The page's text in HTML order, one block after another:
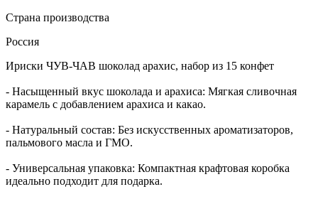
Страна производства
Россия
Ириски ЧУВ-ЧАВ шоколад арахис, набор из 15 конфет
- Насыщенный вкус шоколада и арахиса: Мягкая сливочная
карамель с добавлением арахиса и какао.
- Натуральный состав: Без искусственных ароматизаторов,
пальмового масла и ГМО.
- Универсальная упаковка: Компактная крафтовая коробка
идеально подходит для подарка.